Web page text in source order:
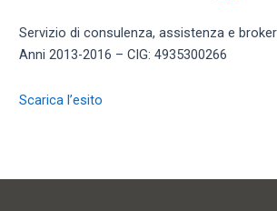
Servizio di consulenza, assistenza e
Anni 2013-2016 – CIG: 4935300266
Scarica l’esito